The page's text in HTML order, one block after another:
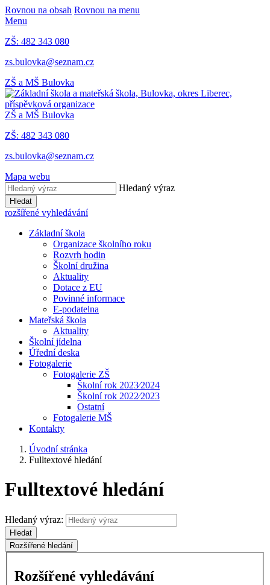
Rovnou na obsah Rovnou na menu
Menu
ZŠ: 482 343 080
zs.bulovka@seznam.cz
ZŠ a MŠ Bulovka
ZŠ a MŠ Bulovka
ZŠ: 482 343 080
zs.bulovka@seznam.cz
Mapa webu
Hledaný výraz
Hledat
rozšířené vyhledávání
Základní škola
Organizace školního roku
Rozvrh hodin
Školní družina
Aktuality
Dotace z EU
Povinné informace
E-podatelna
Mateřská škola
Aktuality
Školní jídelna
Úřední deska
Fotogalerie
Fotogalerie ZŠ
Školní rok 2023⁄2024
Školní rok 2022⁄2023
Ostatní
Fotogalerie MŠ
Kontakty
Úvodní stránka
Fulltextové hledání
Fulltextové hledání
Hledaný výraz:
Hledat
Rozšířené hledání
Rozšířené vyhledávání